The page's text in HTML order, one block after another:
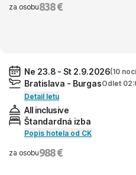
za osobu838 €
Ne 23.8 - St 2.9.2026(10
Bratislava - BurgasOdlet
Detail letu
All inclusive
Štandardná izba
Popis hotela od CK
za osobu988 €